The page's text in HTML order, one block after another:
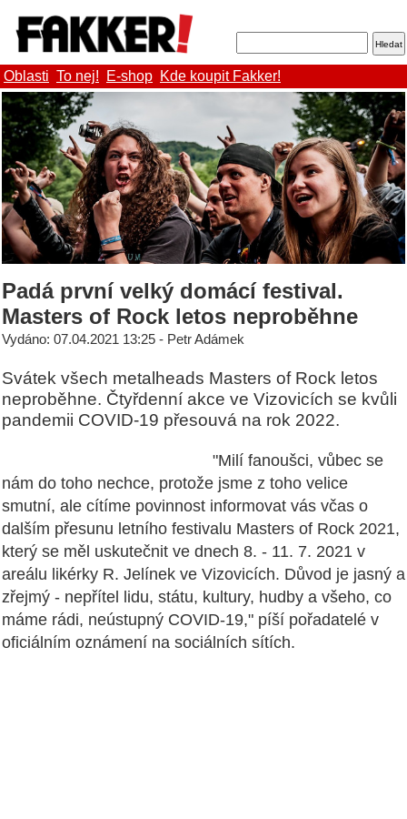
Oblasti To nej! E-shop Kde koupit Fakker!
Padá první velký domácí festival.
Masters of Rock letos neproběhne
Vydáno: 07.04.2021 13:25 - Petr Adámek
Svátek všech metalheads Masters of Rock letos
neproběhne. Čtyřdenní akce ve Vizovicích se kvůli
pandemii COVID-19 přesouvá na rok 2022.
"Milí fanoušci, vůbec se
nám do toho nechce, protože jsme z toho velice
smutní, ale cítíme povinnost informovat vás včas o
dalším přesunu letního festivalu Masters of Rock 2021,
který se měl uskutečnit ve dnech 8. - 11. 7. 2021 v
areálu likérky R. Jelínek ve Vizovicích. Důvod je jasný a
zřejmý - nepřítel lidu, státu, kultury, hudby a všeho, co
máme rádi, neústupný COVID-19," píší pořadatelé v
oficiálním oznámení na sociálních sítích.